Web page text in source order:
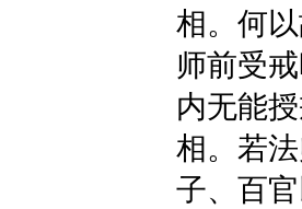
相。何
师前受
内无能
相。若
子、百